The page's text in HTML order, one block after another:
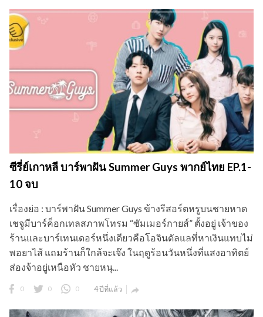
ซีรี่ย์เกาหลี บาร์พาฝัน Summer Guys พากย์ไทย EP.1-
10 จบ
เรื่องย่อ : บาร์พาฝัน Summer Guys ข้างรีสอร์ตหรูบนชายหาด
เชจูมีบาร์ค็อกเทลสภาพโทรม “ซัมเมอร์กายส์” ตั้งอยู่ เจ้าของ
ร้านและบาร์เทนเดอร์หนึ่งเดียวคือโอจินดัลแลที่หาเงินแทบไม่
พอยาไส้ แถมร้านก็ใกล้จะเจ๊ง ในฤดูร้อนวันหนึ่งที่แสงอาทิตย์
ส่องจ้าอยู่เหนือหัว ชายหนุ...
0 0 0 4 ปีที่แล้ว 